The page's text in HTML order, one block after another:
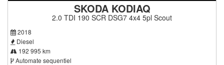
SKODA KODIAQ
2.0 TDI 190 SCR DSG7 4x4 5pl Scout
2018
Diesel
192 995 km
Automate sequentiel